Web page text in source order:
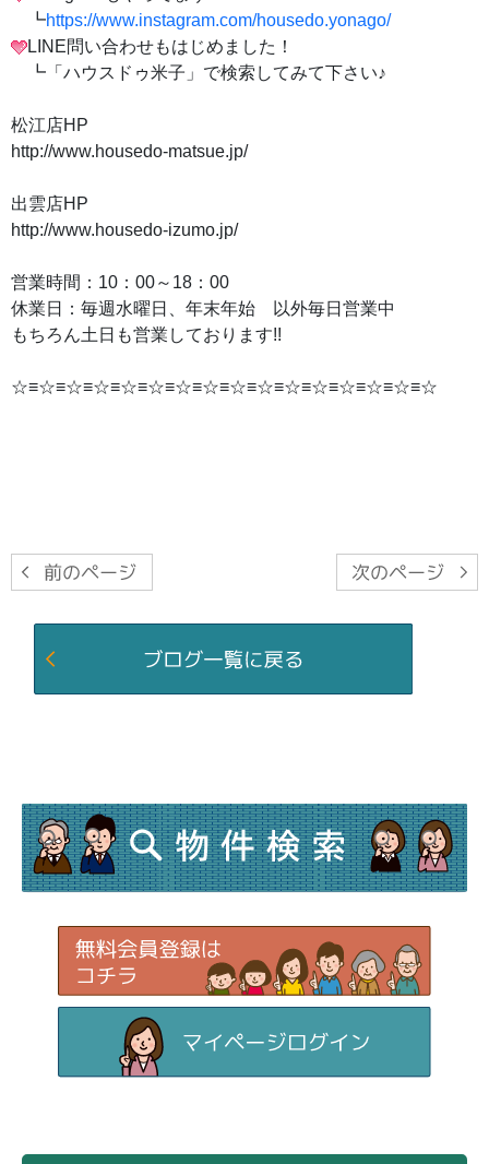
┗https://www.instagram.com/housedo.yonago/
LINE問い合わせもはじめました！
┗「ハウスドゥ米子」で検索してみて下さい♪
松江店HP
http://www.housedo-matsue.jp/
出雲店HP
http://www.housedo-izumo.jp/
営業時間：10：00～18：00
休業日：毎週水曜日、年末年始 以外毎日営業中
もちろん土日も営業しております!!
☆≡☆≡☆≡☆≡☆≡☆≡☆≡☆≡☆≡☆≡☆≡☆≡☆≡☆≡☆≡☆